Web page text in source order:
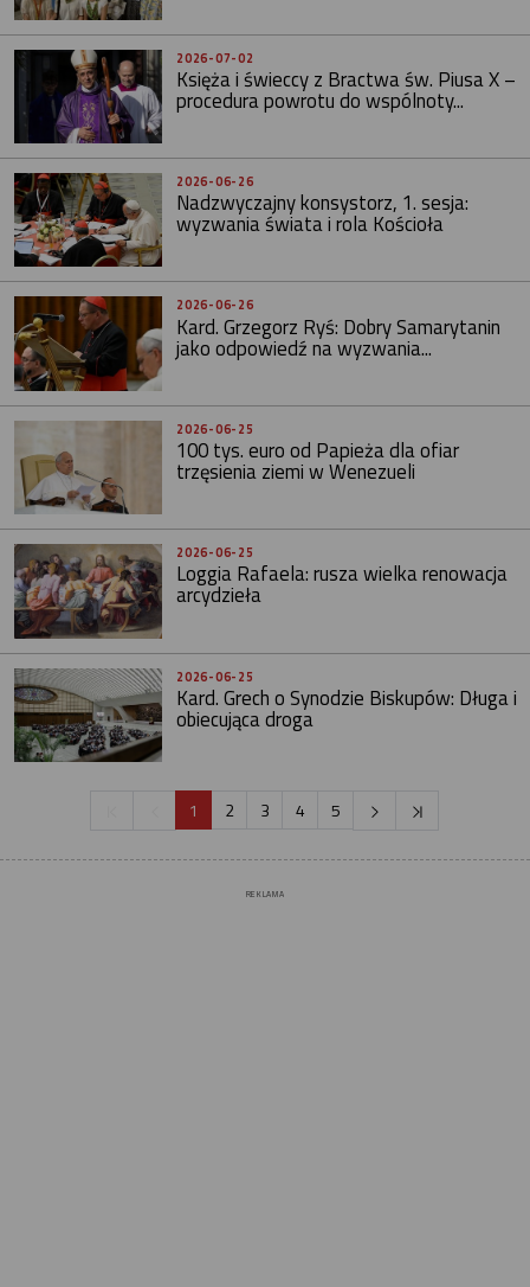
2026-07-02
Księża i świeccy z Bractwa św. Piusa X –
procedura powrotu do wspólnoty...
2026-06-26
Nadzwyczajny konsystorz, 1. sesja:
wyzwania świata i rola Kościoła
2026-06-26
Kard. Grzegorz Ryś: Dobry Samarytanin
jako odpowiedź na wyzwania...
2026-06-25
100 tys. euro od Papieża dla ofiar
trzęsienia ziemi w Wenezueli
2026-06-25
Loggia Rafaela: rusza wielka renowacja
arcydzieła
2026-06-25
Kard. Grech o Synodzie Biskupów: Długa i
obiecująca droga
1 2 3 4 5
REKLAMA